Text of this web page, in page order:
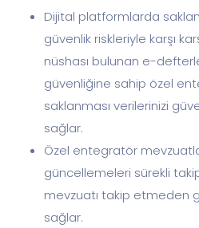
Dijital platformlarda
güvenlik riskleriyle karşı
nüshası bulunan e-
güvenliğine sahip özel
saklanması verilerinizi
sağlar.
Özel entegratör
güncellemeleri sürekli
mevzuatı takip etmeden
sağlar.